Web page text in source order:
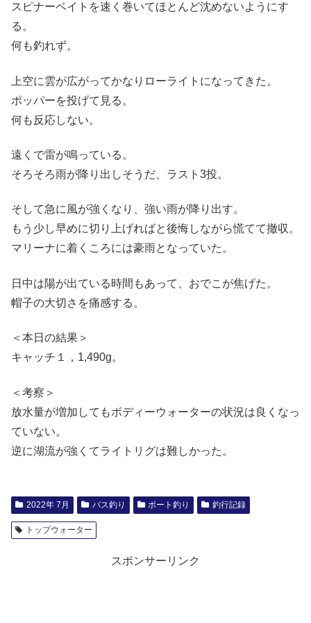
スピナーベイトを速く巻いてほとんど沈めないようにす
る。
何も釣れず。
上空に雲が広がってかなりローライトになってきた。
ポッパーを投げて見る。
何も反応しない。
遠くで雷が鳴っている。
そろそろ雨が降り出しそうだ、ラスト3投。
そして急に風が強くなり、強い雨が降り出す。
もう少し早めに切り上げればと後悔しながら慌てて撤収。
マリーナに着くころには豪雨となっていた。
日中は陽が出ている時間もあって、おでこが焦げた。
帽子の大切さを痛感する。
＜本日の結果＞
キャッチ１，1,490g。
＜考察＞
放水量が増加してもボディーウォーターの状況は良くなっ
ていない。
逆に湖流が強くてライトリグは難しかった。
2022年 7月 バス釣り ボート釣り 釣行記録
トップウォーター
スポンサーリンク